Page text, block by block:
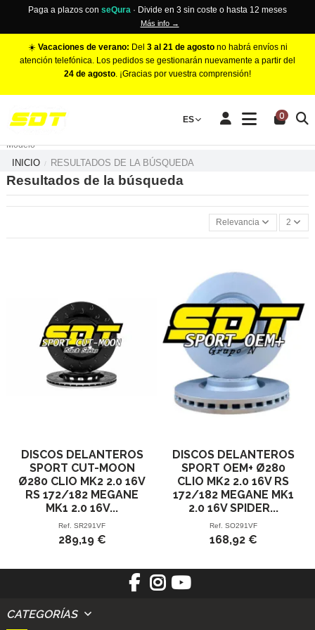
Paga a plazos con seQura · Divide en 3 sin coste o hasta 12 meses
Más info →
☀️ Vacaciones de verano: Del 3 al 21 de agostono habrá envíos ni
atención telefónica. Los pedidos se gestionarán nuevamente a partir del
24 de agosto. ¡Gracias por vuestra comprensión!
ES 0
Make
Modelo
INICIO RESULTADOS DE LA BÚSQUEDA
Resultados de la búsqueda
Relevancia 2
DISCOS DELANTEROS
SPORT CUT-MOON
Ø280 CLIO MK2 2.0 16V
RS 172/182 MEGANE
MK1 2.0 16V...
Ref. SR291VF
289,19 €
DISCOS DELANTEROS
SPORT OEM+ Ø280
CLIO MK2 2.0 16V RS
172/182 MEGANE MK1
2.0 16V SPIDER...
Ref. SO291VF
168,92 €
CATEGORÍAS